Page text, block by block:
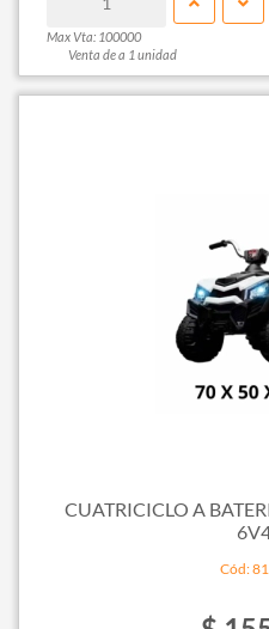
Max Vta: 100000
Venta de a 1 unidad
CUATRICICLO A
Cód: